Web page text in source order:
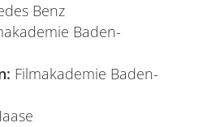
Benz
Baden-
Filmakademie Baden-